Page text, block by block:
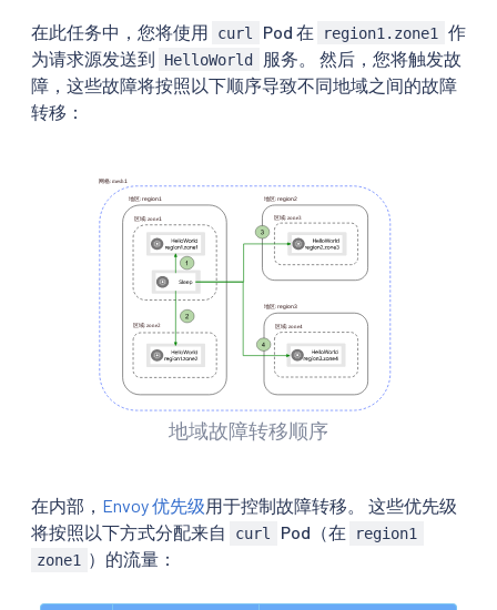
在此任务中，您将使用 curl Pod 在 region1.zone1
作
为请求源发送到
HelloWorld
服务。 然后，您将触发故
障，这些故障将按照以下顺序导致不同地域之间的故障
转移：
地域故障转移顺序
在内部， Envoy 优先级用于控制故障转移。 这些优先级
将按照以下方式分配来自
curl Pod（在
region1
zone1
）的流量：